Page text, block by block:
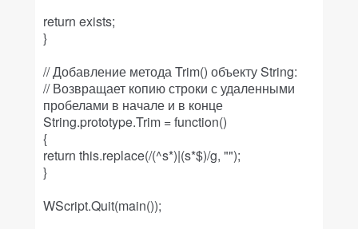
return exists;
}
// Добавление метода Trim() объекту String:
// Возвращает копию строки с удаленными
пробелами в начале и в конце
String.prototype.Trim = function()
{
return this.replace(/(^s*)|(s*$)/g, "");
}
WScript.Quit(main());